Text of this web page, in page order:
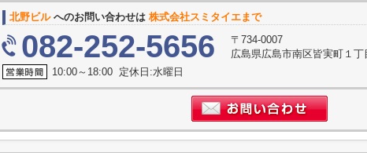
北野ビルへのお問い合わせは 株式会社スミタイエまで
082-252-5656
〒734-0007
広島県広島市南区皆実町１丁
10:00～18:00 定休日:水曜日